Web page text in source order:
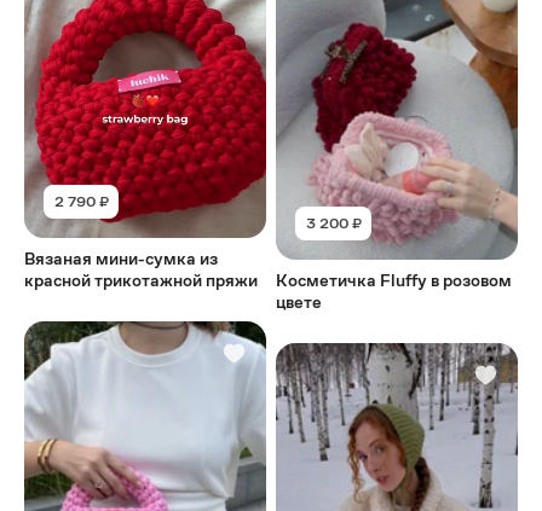
2 790 ₽
Вязаная мини-сумка из
красной трикотажной пряжи
3 200 ₽
Косметичка Fluffy в розовом
цвете